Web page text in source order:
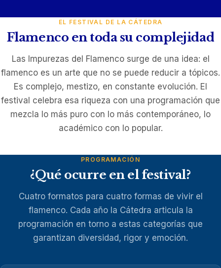
EL FESTIVAL DE LA CÁTEDRA
Flamenco en toda su complejidad
Las Impurezas del Flamenco surge de una idea: el
flamenco es un arte que no se puede reducir a tópicos.
Es complejo, mestizo, en constante evolución. El
festival celebra esa riqueza con una programación que
mezcla lo más puro con lo más contemporáneo, lo
académico con lo popular.
PROGRAMACIÓN
¿Qué ocurre en el festival?
Cuatro formatos para cuatro formas de vivir el
flamenco. Cada año la Cátedra articula la
programación en torno a estas categorías que
garantizan diversidad, rigor y emoción.